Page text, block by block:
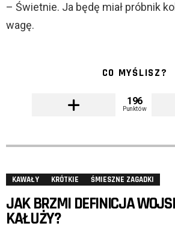
– Świetnie. Ja będę miał próbnik
wagę.
CO MYŚLISZ?
196
Punktów
KAWAŁY KRÓTKIE ŚMIESZNE ZAGADKI
JAK BRZMI DEFINICJA
KAŁUŻY?